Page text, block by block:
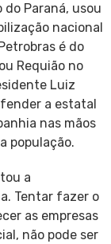
Paraná, usou
nacional
é do
Requião no
Luiz
a estatal
nas mãos
população.
a
Tentar fazer o
as empresas
não pode ser